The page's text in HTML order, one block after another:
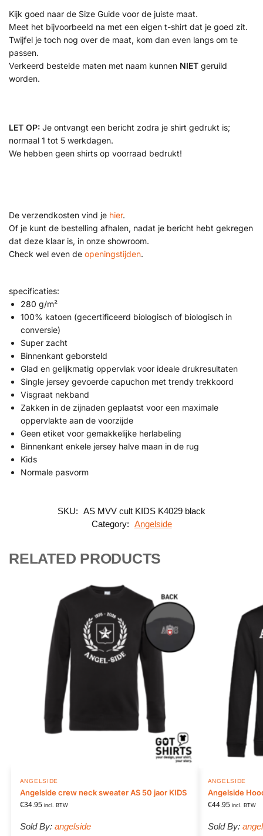
Kijk goed naar de Size Guide voor de juiste maat.
Meet het bijvoorbeeld na met een eigen t-shirt dat je goed zit.
Twijfel je toch nog over de maat, kom dan even langs om te
passen.
Verkeerd bestelde maten met naam kunnen NIET geruild
worden.
LET OP: Je ontvangt een bericht zodra je shirt gedrukt is;
normaal 1 tot 5 werkdagen.
We hebben geen shirts op voorraad bedrukt!
De verzendkosten vind je hier.
Of je kunt de bestelling afhalen, nadat je bericht hebt gekregen
dat deze klaar is, in onze showroom.
Check wel even de openingstijden.
specificaties:
280 g/m²
100% katoen (gecertificeerd biologisch of biologisch in
conversie)
Super zacht
Binnenkant geborsteld
Glad en gelijkmatig oppervlak voor ideale drukresultaten
Single jersey gevoerde capuchon met trendy trekkoord
Visgraat nekband
Zakken in de zijnaden geplaatst voor een maximale
oppervlakte aan de voorzijde
Geen etiket voor gemakkelijke herlabeling
Binnenkant enkele jersey halve maan in de rug
Kids
Normale pasvorm
SKU: AS MVV cult KIDS K4029 black
Category: Angelside
RELATED PRODUCTS
ANGELSIDE
Angelside crew neck sweater AS 50 jaor KIDS
€34.95 incl. BTW
Sold By: angelside
ANGELSIDE
Angelside
€44.95 incl. BTW
Sold By: